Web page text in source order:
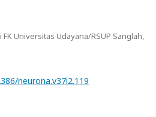
Universitas Udayana/RSUP Sanglah,
neurona.v37i2.119